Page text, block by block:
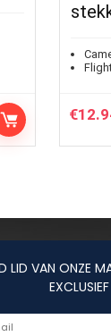
€
LID VAN ONZE
EXCLUSIEF